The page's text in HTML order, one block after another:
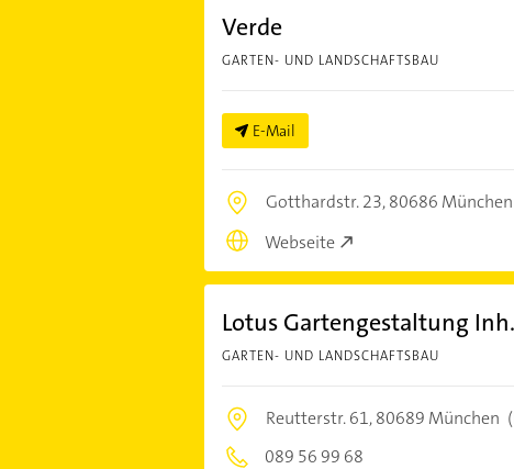
Verde
GARTEN- UND LANDSCHAFTSBAU
E-Mail
Gotthardstr. 23,80686 München
Webseite
Lotus Gartengestaltung
GARTEN- UND LANDSCHAFTSBAU
Reutterstr. 61,80689 München
089 56 99 68